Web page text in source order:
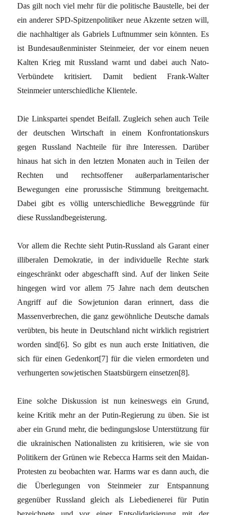
Das gilt noch viel mehr für die politische Baustelle, bei der
ein anderer SPD-Spitzenpolitiker neue Akzente setzen will,
die nachhaltiger als Gabriels Luftnummer sein könnten. Es
ist Bundesaußenminister Steinmeier, der vor einem neuen
Kalten Krieg mit Russland warnt und dabei auch Nato-
Verbündete kritisiert. Damit bedient Frank-Walter
Steinmeier unterschiedliche Klientele.
Die Linkspartei spendet Beifall. Zugleich sehen auch Teile
der deutschen Wirtschaft in einem Konfrontationskurs
gegen Russland Nachteile für ihre Interessen. Darüber
hinaus hat sich in den letzten Monaten auch in Teilen der
Rechten und rechtsoffener außerparlamentarischer
Bewegungen eine prorussische Stimmung breitgemacht.
Dabei gibt es völlig unterschiedliche Beweggründe für
diese Russlandbegeisterung.
Vor allem die Rechte sieht Putin-Russland als Garant einer
illiberalen Demokratie, in der individuelle Rechte stark
eingeschränkt oder abgeschafft sind. Auf der linken Seite
hingegen wird vor allem 75 Jahre nach dem deutschen
Angriff auf die Sowjetunion daran erinnert, dass die
Massenverbrechen, die ganz gewöhnliche Deutsche damals
verübten, bis heute in Deutschland nicht wirklich registriert
worden sind[6]. So gibt es nun auch erste Initiativen, die
sich für einen Gedenkort[7] für die vielen ermordeten und
verhungerten sowjetischen Staatsbürgern einsetzen[8].
Eine solche Diskussion ist nun keineswegs ein Grund,
keine Kritik mehr an der Putin-Regierung zu üben. Sie ist
aber ein Grund mehr, die bedingungslose Unterstützung für
die ukrainischen Nationalisten zu kritisieren, wie sie von
Politikern der Grünen wie Rebecca Harms seit den Maidan-
Protesten zu beobachten war. Harms war es dann auch, die
die Überlegungen von Steinmeier zur Entspannung
gegenüber Russland gleich als Liebedienerei für Putin